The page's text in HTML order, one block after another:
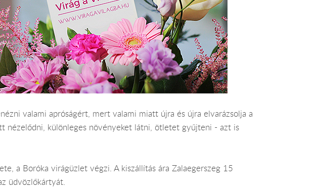
valami apróságért, mert valami miatt újra és újra elvarázsolja a
nézelődni, különleges növényeket látni, ötletet gyűjteni - azt is
a Boróka virágüzlet végzi. A kiszállítás ára Zalaegerszeg 15
üdvözlőkártyát.